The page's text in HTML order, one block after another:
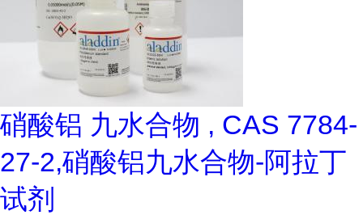
硝酸铝 九水合物 , CAS 7784-
27-2,硝酸铝九水合物-阿拉丁
试剂